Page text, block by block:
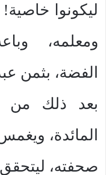
ليكونوا
ومعلمه،
الفضة، بثمن
بعد ذلك
المائدة،
صحفته،